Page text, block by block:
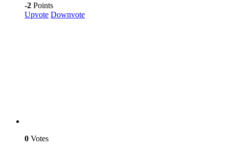
-2 Points
Upvote Downvote
0 Votes